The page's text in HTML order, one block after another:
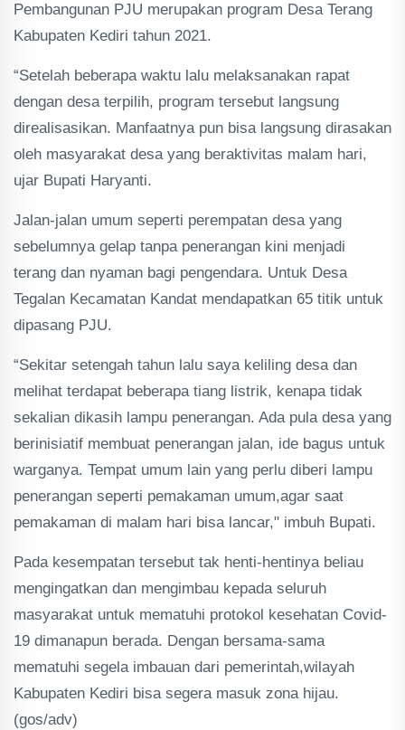
Pembangunan PJU merupakan program Desa Terang
Kabupaten Kediri tahun 2021.
“Setelah beberapa waktu lalu melaksanakan rapat
dengan desa terpilih, program tersebut langsung
direalisasikan. Manfaatnya pun bisa langsung dirasakan
oleh masyarakat desa yang beraktivitas malam hari,
ujar Bupati Haryanti.
Jalan-jalan umum seperti perempatan desa yang
sebelumnya gelap tanpa penerangan kini menjadi
terang dan nyaman bagi pengendara. Untuk Desa
Tegalan Kecamatan Kandat mendapatkan 65 titik untuk
dipasang PJU.
“Sekitar setengah tahun lalu saya keliling desa dan
melihat terdapat beberapa tiang listrik, kenapa tidak
sekalian dikasih lampu penerangan. Ada pula desa yang
berinisiatif membuat penerangan jalan, ide bagus untuk
warganya. Tempat umum lain yang perlu diberi lampu
penerangan seperti pemakaman umum,agar saat
pemakaman di malam hari bisa lancar," imbuh Bupati.
Pada kesempatan tersebut tak henti-hentinya beliau
mengingatkan dan mengimbau kepada seluruh
masyarakat untuk mematuhi protokol kesehatan Covid-
19 dimanapun berada. Dengan bersama-sama
mematuhi segela imbauan dari pemerintah,wilayah
Kabupaten Kediri bisa segera masuk zona hijau.
(gos/adv)